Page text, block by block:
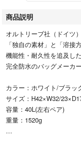
商品説明
オルトリーブ社（ドイツ）
「独自の素材」と「溶接
機能性・耐久性を追及し
完全防水のバッグメーカー
カラー：ホワイト/ブラッ
サイズ：H42×W32/
容量：40L(左右ペア)
重量：1520g